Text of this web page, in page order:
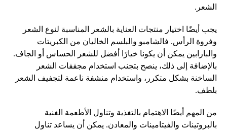
الشعر.
يجب أيضًا اختيار منتجات العناية بالشعر المناسبة لنوع الشعر
وفروة الرأس. فالشامبو والبلسم الخاليان من الكبريتات
والبارابين يمكن أن يكونا خيارًا أفضل للشعر الحساس أو الجاف.
بالإضافة إلى ذلك، ينصح بتجنب استخدام مجففات الشعر
الساخنة بشكل متكرر، واستخدام منشفة ناعمة لتجفيف الشعر
بلطف.
من المهم أيضًا الاهتمام بالتغذية وتناول الأطعمة الغنية
بالبروتينات والفيتامينات والمعادن. يمكن أن يساعد تناول